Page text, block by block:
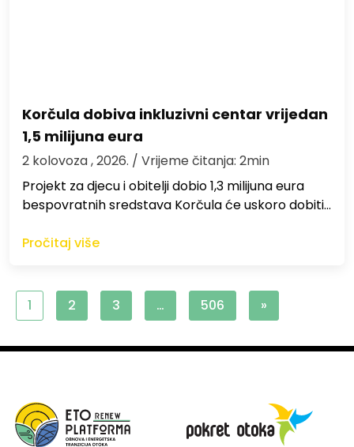
Korčula dobiva inkluzivni centar vrijedan
1,5 milijuna eura
2 kolovoza , 2026. / Vrijeme čitanja: 2min
Projekt za djecu i obitelji dobio 1,3 milijuna eura
bespovratnih sredstava Korčula će uskoro dobiti…
Pročitaj više
1 2 3 … 506 »